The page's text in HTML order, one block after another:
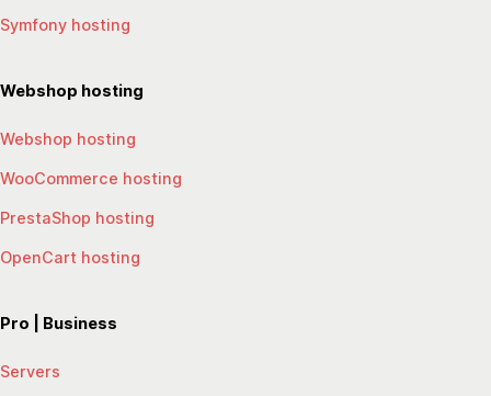
Symfony hosting
Webshop hosting
Webshop hosting
WooCommerce hosting
PrestaShop hosting
OpenCart hosting
Pro | Business
Servers